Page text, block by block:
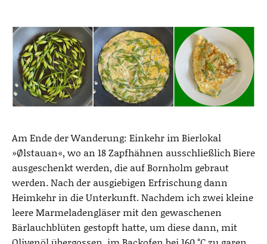
Am Ende der Wanderung: Einkehr im Bierlokal
»Ølstauan«, wo an 18 Zapfhähnen ausschließlich Biere
ausgeschenkt werden, die auf Bornholm gebraut
werden. Nach der ausgiebigen Erfrischung dann
Heimkehr in die Unterkunft. Nachdem ich zwei kleine
leere Marmeladengläser mit den gewaschenen
Bärlauchblüten gestopft hatte, um diese dann, mit